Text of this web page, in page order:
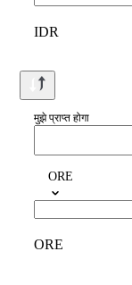
IDR
मुझे प्राप्त होगा
ORE
ORE